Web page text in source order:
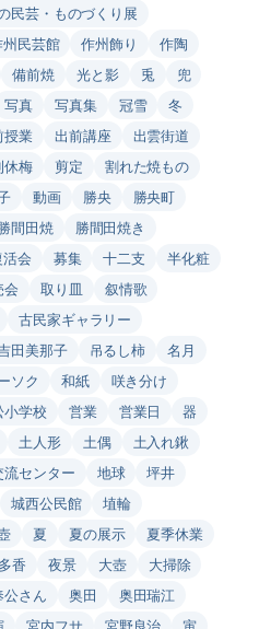
民芸・ものづくり展
民芸館 作州飾り
作陶
備前焼 光と影 兎
兜
写真 写真集 冠雪
冬
授業 出前講座
出雲街道
休梅 剪定
割れた焼もの
動画 勝央
勝央町
間田焼
勝間田焼き
会 募集 十二支
半化粧
会 取り皿
叙情歌
古民家ギャラリー
田美那子 吊るし柿
名月
ソク 和紙
咲き分け
小学校 営業 営業日
器
土人形 土偶
土入れ鍬
流センター 地球
坪井
城西公民館
埴輪
夏 夏の展示
夏季休業
多香 夜景 大壺
大掃除
公さん 奥田
奥田瑞江
宮内フサ 宮野良治 寅